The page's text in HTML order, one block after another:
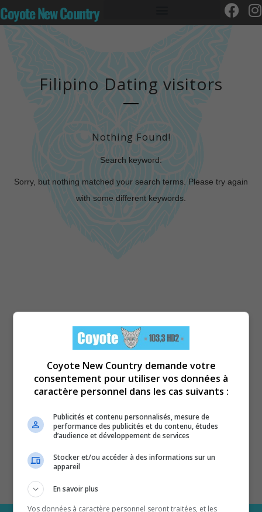
Coyote New Country
Filipino Dating visitors
Nothing Found!
Search keyword:
Sorry, but nothing matched your search terms. Please try again
with some different keywords.
Coyote New Country demande votre
consentement pour utiliser vos données à
caractère personnel dans les cas suivants :
Publicités et contenu personnalisés, mesure de
performance des publicités et du contenu, études
d’audience et développement de services
Stocker et/ou accéder à des informations sur un
appareil
En savoir plus
Vos données à caractère personnel seront traitées, et les